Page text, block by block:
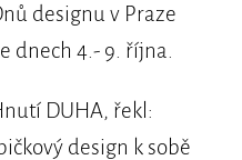
designu v Praze
dnech 4.- 9. října.
DUHA, řekl:
design k sobě